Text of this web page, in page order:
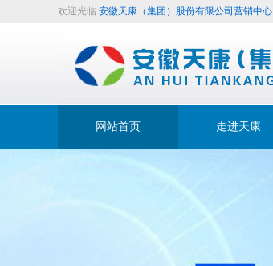
欢迎光临 安徽天康（集团）股份有限公司营销中心
网站首页 走进天康